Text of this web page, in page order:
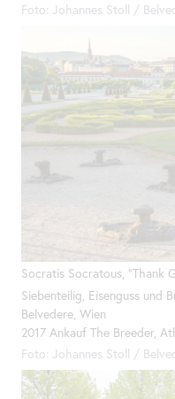
Foto: Johannes Stoll /
Socratis Socratous, "Thank
Siebenteilig, Eisenguss und
Belvedere, Wien
2017 Ankauf The Breeder,
Foto: Johannes Stoll /